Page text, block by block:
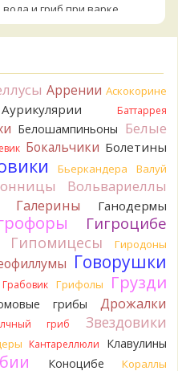
и гриб при варке
спасибо.
безоговорочно
раз вырвите его целиком и
Именно вертикально.
- значит, Ш. Желтокожий,
Желтокожий и еще
вонять химией, и
быть хотя бы уверенным,
нет, но центральная
немного. Изменения цвета
не старым дубом.
вместо этого
Аррении Аскокорине
Аурикулярии Баттаррея
Белошампиньоны Белые
Бокальчики Болетины
Бьеркандера Валуй
Вольвариеллы
Галерины Ганодермы
Гигроцибе
Гипомицесы Гиродоны
Говорушки
Грабовик Грифолы Грузди
грибы Дрожалки
гриб Звездовики
Кантареллюли
Клавулины
Коноцибе Кораллы